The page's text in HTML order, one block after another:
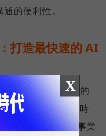
的便利性。
打造最快速的 AI
料與商品時，大量的
流程繁瑣、人員耗時
所羅門集團視覺事業
X